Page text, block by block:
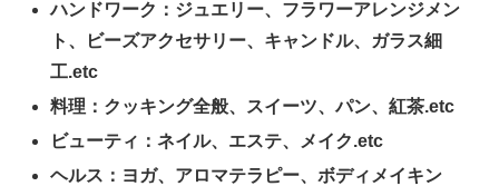
ハンドワーク：ジュエリー、フラワーアレンジメン
ト、ビーズアクセサリー、キャンドル、ガラス細
工.etc
料理：クッキング全般、スイーツ、パン、紅茶.etc
ビューティ：ネイル、エステ、メイク.etc
ヘルス：ヨガ、アロマテラピー、ボディメイキン